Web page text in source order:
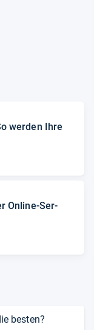
wer­den Ihre
Online-​Ser­
besten?